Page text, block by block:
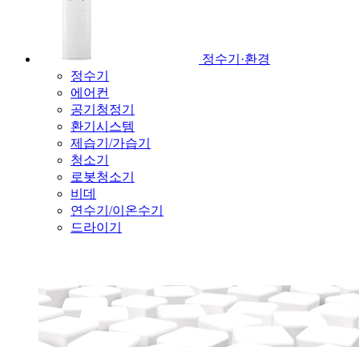
정수기·환경
정수기
에어컨
공기청정기
환기시스템
제습기/가습기
청소기
로봇청소기
비데
연수기/이온수기
드라이기